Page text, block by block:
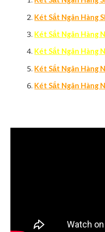
Két Sắt Ngân Hàng
Két Sắt Ngân Hàng
Két Sắt Ngân Hàng
Két Sắt Ngân Hàng
Két Sắt Ngân Hàng